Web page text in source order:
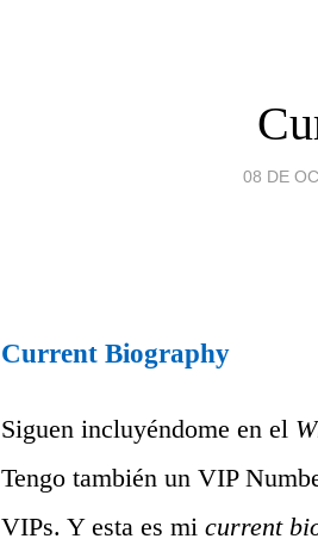
08 DE
Current Biography
Siguen incluyéndome en el
Tengo también un VIP
VIPs. Y esta es mi current